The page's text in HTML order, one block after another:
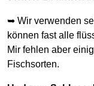
➥ Wir verwenden
können fast alle
Mir fehlen aber
Fischsorten.